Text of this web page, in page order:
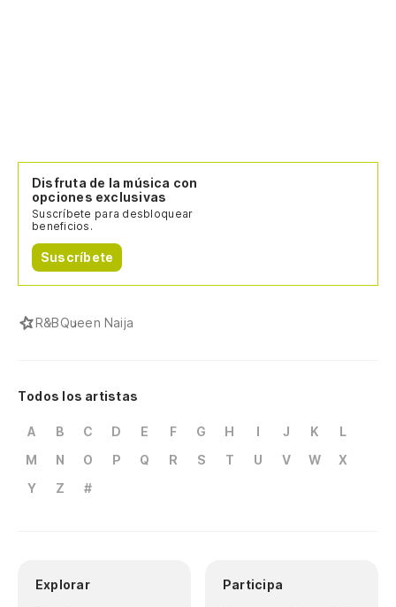
Disfruta de la música con
opciones exclusivas
Suscríbete para desbloquear
beneficios.
Suscríbete
R&BQueen Naija
Todos los artistas
A B C D E F G H I J K
L
M
N O P Q R S T U V W
X
Y
Z #
Explorar Participa